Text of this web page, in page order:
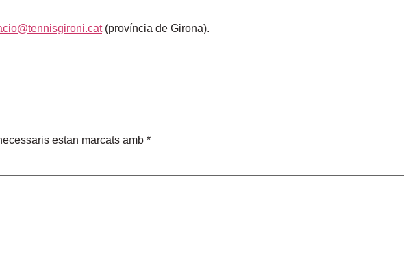
(província de Girona).
estan marcats amb *